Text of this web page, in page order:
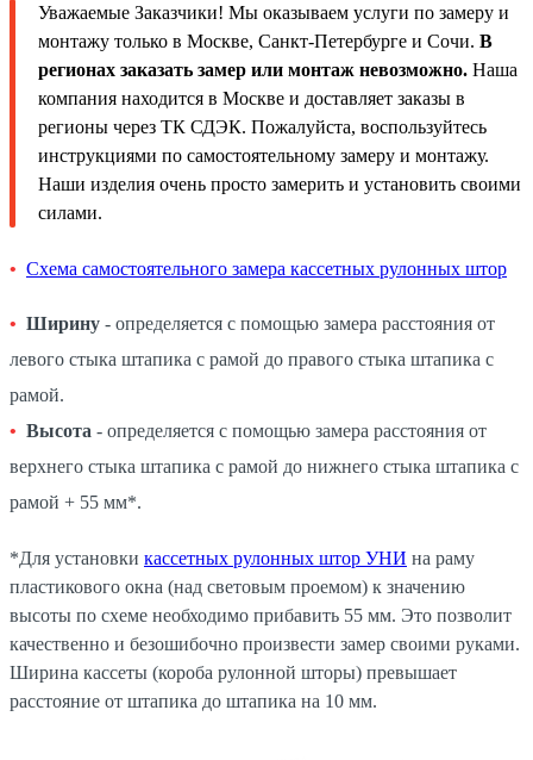
Уважаемые Заказчики! Мы оказываем услуги по замеру и
монтажу только в Москве, Санкт-Петербурге и Сочи. В
регионах заказать замер или монтаж невозможно. Наша
компания находится в Москве и доставляет заказы в
регионы через ТК СДЭК. Пожалуйста, воспользуйтесь
инструкциями по самостоятельному замеру и монтажу.
Наши изделия очень просто замерить и установить своими
силами.
Схема самостоятельного замера кассетных рулонных штор
Ширину - определяется с помощью замера расстояния от
левого стыка штапика с рамой до правого стыка штапика с
рамой.
Высота - определяется с помощью замера расстояния от
верхнего стыка штапика с рамой до нижнего стыка штапика с
рамой + 55 мм*.
*Для установки кассетных рулонных штор УНИ на раму
пластикового окна (над световым проемом) к значению
высоты по схеме необходимо прибавить 55 мм. Это позволит
качественно и безошибочно произвести замер своими руками.
Ширина кассеты (короба рулонной шторы) превышает
расстояние от штапика до штапика на 10 мм.